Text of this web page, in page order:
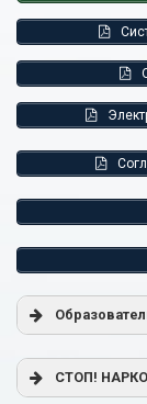
«О
СТОП!